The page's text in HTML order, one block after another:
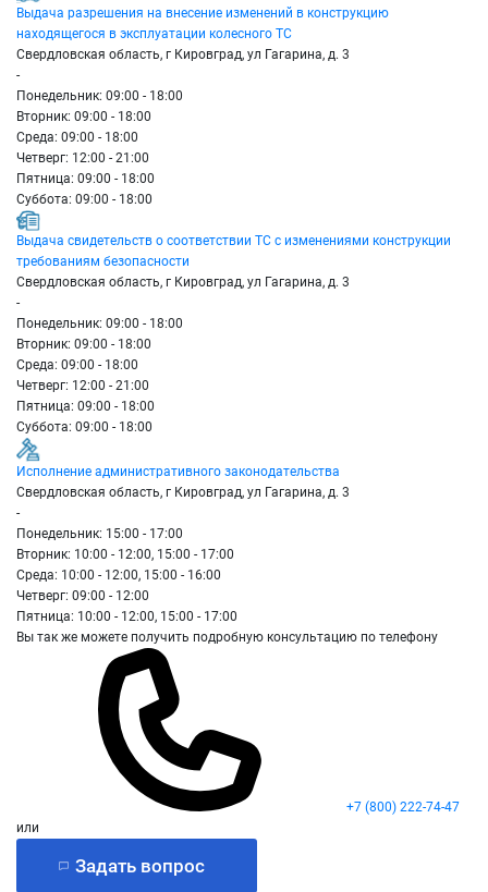
Выдача разрешения на внесение изменений в конструкцию
находящегося в эксплуатации колесного ТС
Свердловская область, г Кировград, ул Гагарина, д. 3
-
Понедельник: 09:00 - 18:00
Вторник: 09:00 - 18:00
Среда: 09:00 - 18:00
Четверг: 12:00 - 21:00
Пятница: 09:00 - 18:00
Суббота: 09:00 - 18:00
Выдача свидетельств о соответствии ТС с изменениями конструкции
требованиям безопасности
Свердловская область, г Кировград, ул Гагарина, д. 3
-
Понедельник: 09:00 - 18:00
Вторник: 09:00 - 18:00
Среда: 09:00 - 18:00
Четверг: 12:00 - 21:00
Пятница: 09:00 - 18:00
Суббота: 09:00 - 18:00
Исполнение административного законодательства
Свердловская область, г Кировград, ул Гагарина, д. 3
-
Понедельник: 15:00 - 17:00
Вторник: 10:00 - 12:00, 15:00 - 17:00
Среда: 10:00 - 12:00, 15:00 - 16:00
Четверг: 09:00 - 12:00
Пятница: 10:00 - 12:00, 15:00 - 17:00
Вы так же можете получить подробную консультацию по телефону
+7 (800) 222-74-47
или
Задать вопрос